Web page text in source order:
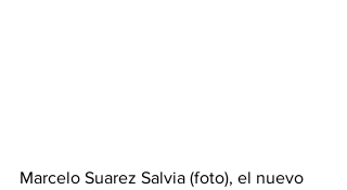
Marcelo Suarez Salvia (foto), el nuevo